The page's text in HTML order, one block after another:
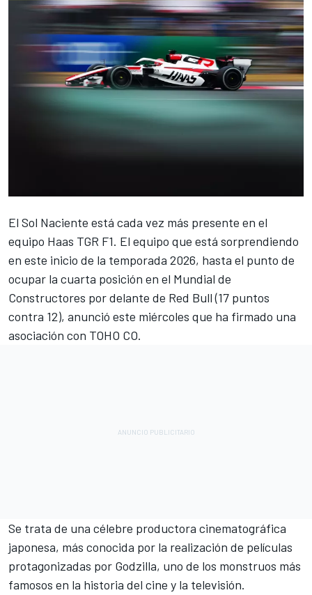
El Sol Naciente está cada vez más presente en el
equipo Haas TGR F1. El equipo que está sorprendiendo
en este inicio de la temporada 2026, hasta el punto de
ocupar la cuarta posición en el Mundial de
Constructores por delante de Red Bull(17 puntos
contra 12), anunció este miércoles que ha firmado una
asociación con TOHO CO.
Se trata de una célebre productora cinematográfica
japonesa, más conocida por la realización de películas
protagonizadas por Godzilla, uno de los monstruos más
famosos en la historia del cine y la televisión.